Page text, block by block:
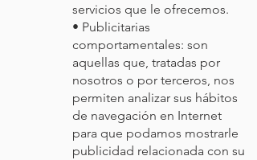
servicios que le ofrecemos.
• Publicitarias
comportamentales: son
aquellas que, tratadas por
nosotros o por terceros, nos
permiten analizar sus hábitos
de navegación en Internet
para que podamos mostrarle
publicidad relacionada con su